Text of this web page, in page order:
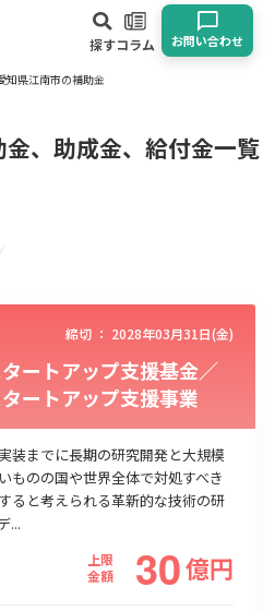
探すコラム お問い合わせ
報通信業 卸売･小売業
飲食業
医療･福祉 農業･林業
漁業
海外展開 設備投資
IT導入
特許・知的財産
知県江南市の補助金
、助成金、給付金一覧
締切 ： 2028年03月31日(金)
ートアップ支援基金／
ートアップ支援事業
装までに長期の研究開発と大規模
ものの国や世界全体で対処すべき
ると考えられる革新的な技術の研
...
上限
金額
30億円